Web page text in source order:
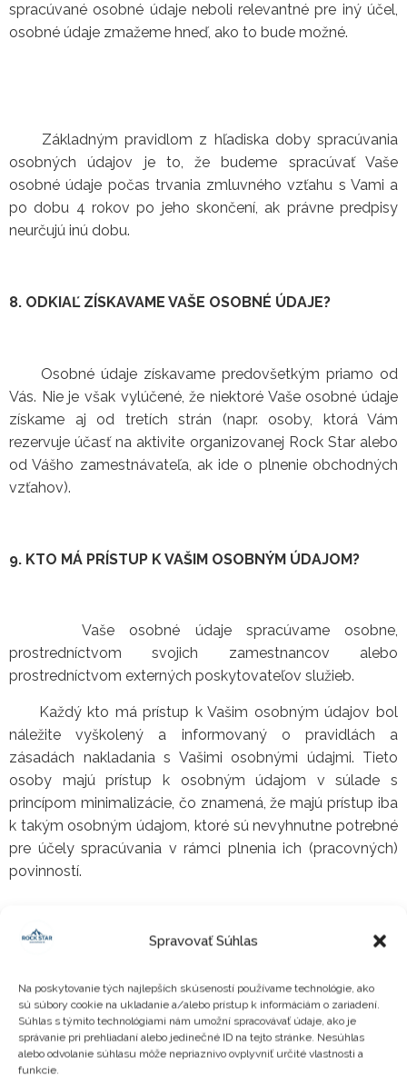
Spravovať Súhlas
Na poskytovanie tých najlepších skúseností používame technológie, ako
sú súbory cookie na ukladanie a/alebo prístup k informáciám o zariadení.
Súhlas s týmito technológiami nám umožní spracovávať údaje, ako je
správanie pri prehliadaní alebo jedinečné ID na tejto stránke. Nesúhlas
alebo odvolanie súhlasu môže nepriaznivo ovplyvniť určité vlastnosti a
funkcie.
spracúvané osobné údaje neboli relevantné pre iný účel,
osobné údaje zmažeme hneď, ako to bude možné.
Základným pravidlom z hľadiska doby spracúvania
osobných údajov je to, že budeme spracúvať Vaše
osobné údaje počas trvania zmluvného vzťahu s Vami a
po dobu 4 rokov po jeho skončení, ak právne predpisy
neurčujú inú dobu.
8. ODKIAĽ ZÍSKAVAME VAŠE OSOBNÉ ÚDAJE?
Osobné údaje získavame predovšetkým priamo od
Vás. Nie je však vylúčené, že niektoré Vaše osobné údaje
získame aj od tretích strán (napr. osoby, ktorá Vám
rezervuje účasť na aktivite organizovanej Rock Star alebo
od Vášho zamestnávateľa, ak ide o plnenie obchodných
vzťahov).
9. KTO MÁ PRÍSTUP K VAŠIM OSOBNÝM ÚDAJOM?
Vaše osobné údaje spracúvame osobne,
prostredníctvom svojich zamestnancov alebo
prostredníctvom externých poskytovateľov služieb.
Každý kto má prístup k Vašim osobným údajov bol
náležite vyškolený a informovaný o pravidlách a
zásadách nakladania s Vašimi osobnými údajmi. Tieto
osoby majú prístup k osobným údajom v súlade s
princípom minimalizácie, čo znamená, že majú prístup iba
k takým osobným údajom, ktoré sú nevyhnutne potrebné
pre účely spracúvania v rámci plnenia ich (pracovných)
povinností.
Ak sú Vaše osobné údaje spracúvané poskytovateľom
Vaše osobné údaje v mene a na účet Rock Star, Rock Star
a tento poskytovateľ služieb uzatvorili zmluvu o
spracovaní osobných údajov v súlade s aplikovateľnými
právnymi predpismi ochrany osobných údajov (ak sa taká